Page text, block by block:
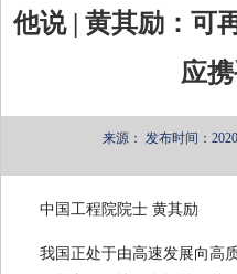
他说 | 黄其励：可
应
来源： 发布时间：
中国工程院院士 黄其励
我国正处于由高速发展向高